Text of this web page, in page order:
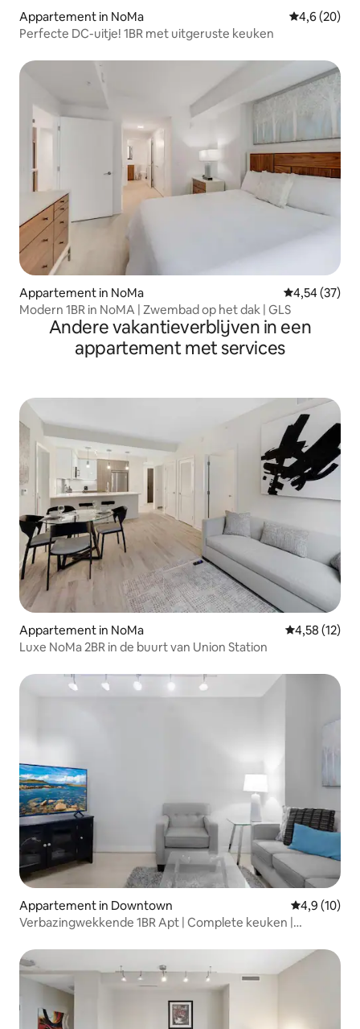
Appartement in NoMa Gemiddelde
4,6 (20)
Perfecte DC-uitje! 1BR met uitgeruste keuken
Appartement in NoMa Gemiddelde
4,54 (37)
Modern 1BR in NoMA | Zwembad op het dak | GLS
Andere vakantieverblijven in een
appartement met services
Appartement in NoMa Gemiddelde
4,58 (12)
Luxe NoMa 2BR in de buurt van Union Station
Appartement in Downtown
4,9 (10)
Verbazingwekkende 1BR Apt | Complete keuken |